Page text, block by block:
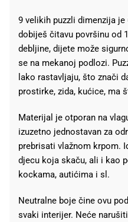
9 velikih puzzli dimenzija je
dobiješ čitavu površinu od
debljine, dijete može
se na mekanoj podlozi.
lako rastavljaju, što znači
prostirke, zida, kućice, ma
Materijal je otporan na
izuzetno jednostavan za
prebrisati vlažnom krpom.
djecu koja skaču, ali i kao
kockama, autićima i sl.
Neutralne boje čine ovu
svaki interijer. Neće